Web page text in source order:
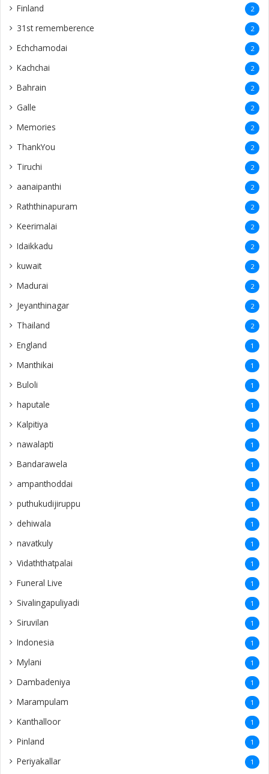
Finland 2
31st rememberence 2
Echchamodai 2
Kachchai 2
Bahrain 2
Galle 2
Memories 2
ThankYou 2
Tiruchi 2
aanaipanthi 2
Raththinapuram 2
Keerimalai 2
Idaikkadu 2
kuwait 2
Madurai 2
Jeyanthinagar 2
Thailand 2
England 1
Manthikai 1
Buloli 1
haputale 1
Kalpitiya 1
nawalapti 1
Bandarawela 1
ampanthoddai 1
puthukudijiruppu 1
dehiwala 1
navatkuly 1
Vidaththatpalai 1
Funeral Live 1
Sivalingapuliyadi 1
Siruvilan 1
Indonesia 1
Mylani 1
Dambadeniya 1
Marampulam 1
Kanthalloor 1
Pinland 1
Periyakallar 1